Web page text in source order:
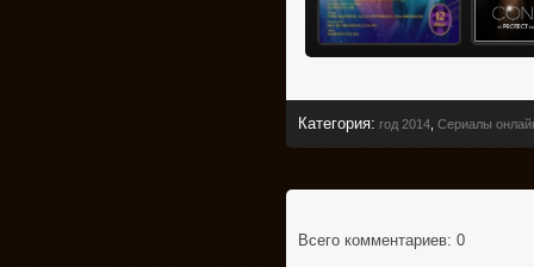
Категория: год 2014 Сериалы
Всего комментариев: 0